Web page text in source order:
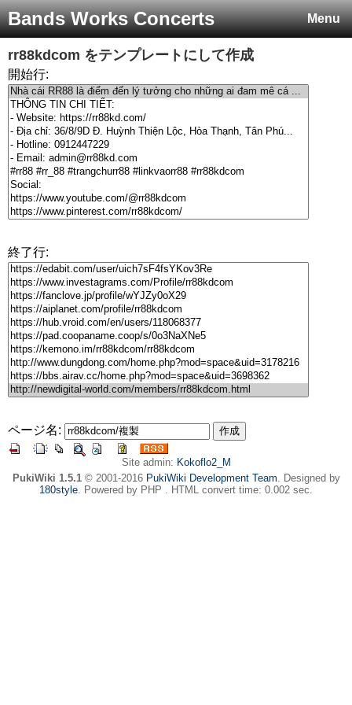
Menu
Bands Works Concerts
rr88kdcom をテンプレートにして作成
開始行:
終了行:
ページ名:
Site admin: Kokoflo2_M
PukiWiki 1.5.1© 2001-2016 PukiWiki Development Team. Designed by
180style. Powered by PHP . HTML convert time: 0.002 sec.